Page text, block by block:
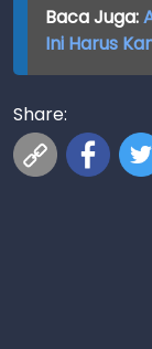
Baca Juga:
Ini Harus
Share: